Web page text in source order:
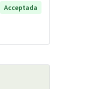
Acceptada